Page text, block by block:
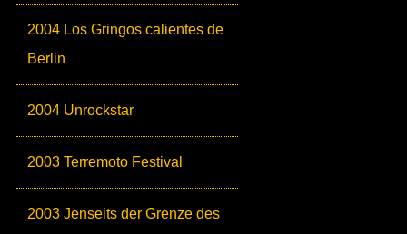
2004 Los Gringos calientes de
Berlin
2004 Unrockstar
2003 Terremoto Festival
2003 Jenseits der Grenze des